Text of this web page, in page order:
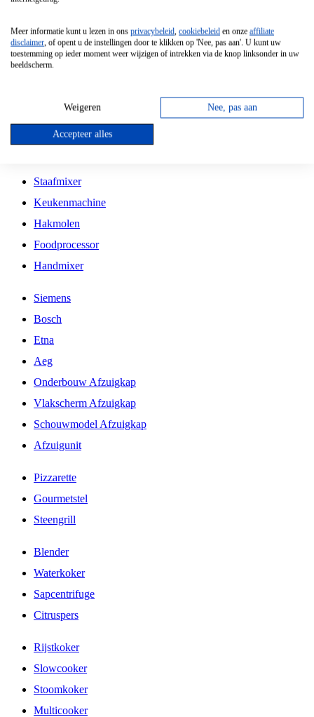
Vrijstaande Magnetron
Vrijstaande Kookplaat
Inbouw Gaskookplaat
Inbouw Keramische Kookplaat
Kookplaat Accessoires
Staafmixer
Keukenmachine
Hakmolen
Foodprocessor
Handmixer
Siemens
Bosch
Etna
Aeg
Onderbouw Afzuigkap
Vlakscherm Afzuigkap
Schouwmodel Afzuigkap
Afzuigunit
Pizzarette
Gourmetstel
Steengrill
Blender
Waterkoker
Sapcentrifuge
Citruspers
Rijstkoker
Slowcooker
Stoomkoker
Multicooker
Meer informatie kunt u lezen in ons privacybeleid, cookiebeleid en onze affiliate
disclaimer, of opent u de instellingen door te klikken op 'Nee, pas aan'. U kunt uw
toestemming op ieder moment weer wijzigen of intrekken via de knop linksonder in uw
beeldscherm.
Weigeren Nee, pas aan
Accepteer alles